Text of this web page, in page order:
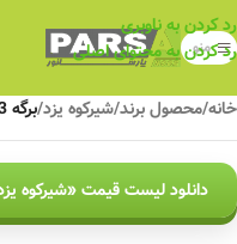
رد کردن به ناوبری
رد کردن به محتوای اصلی
منو
خانه/محصول برند/شیرکوه یزد/برگه 3
دانلود لیست قیمت «شیرکوه یزد»